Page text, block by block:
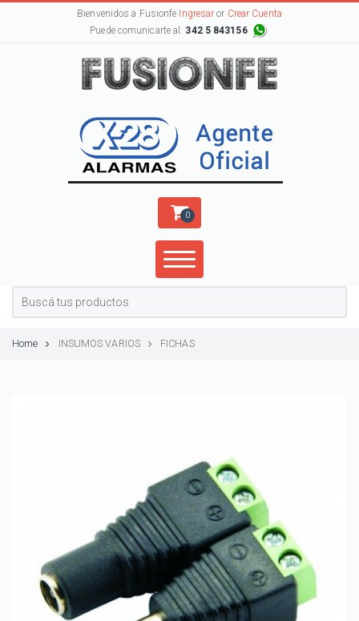
Bienvenidos a Fusionfe Ingresar or Crear Cuenta
Puede comunicarte al: 342 5 843156
0
Home INSUMOS VARIOS FICHAS